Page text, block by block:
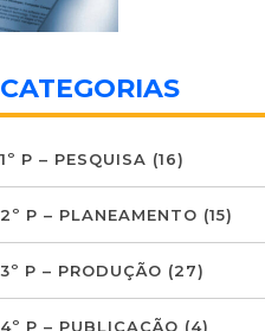
CATEGORIAS
1º P – PESQUISA (16)
2º P – PLANEAMENTO (15)
3º P – PRODUÇÃO (27)
4º P – PUBLICAÇÃO (4)